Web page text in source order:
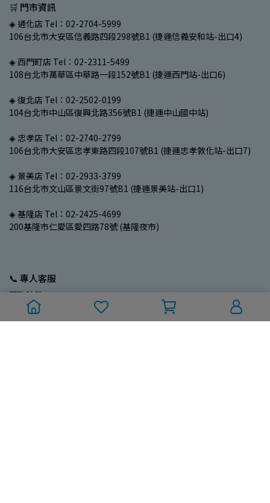
🛒 門市資訊
◈ 通化店 Tel：02-2704-5999
106台北市大安區信義路四段298號B1 (捷運信義安和站-出口4)
◈ 西門町店 Tel：02-2311-5499
108台北市萬華區中華路一段152號B1 (捷運西門站-出口6)
◈ 復北店 Tel：02-2502-0199
104台北市中山區復興北路356號B1 (捷運中山國中站)
◈ 忠孝店 Tel：02-2740-2799
106台北市大安區忠孝東路四段107號B1 (捷運忠孝敦化站-出口7)
◈ 景美店 Tel：02-2933-3799
116台北市文山區景文街97號B1 (捷運景美站-出口1)
◈ 基隆店 Tel：02-2425-4699
200基隆市仁愛區愛四路78號 (基隆夜市)
📞 專人客服
服務時段：
週一至週五 (國定/例假日除外)
10:00~12:00；13:00~17:00